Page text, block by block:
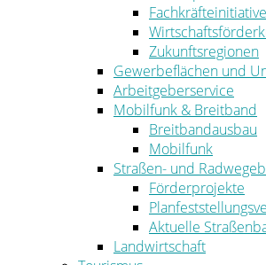
Zukunftsregionen
Gewerbeflächen und
Arbeitgeberservice
Mobilfunk & Breitband
Breitbandausbau
Mobilfunk
Straßen- und
Förderprojekte
Aktuelle
Landwirtschaft